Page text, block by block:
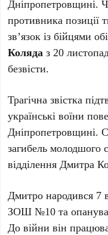
Дніпропетровщині.
противника позиції
зв’язок із бійцями
Коляда з 20
безвісти.
Трагічна звістка
українські воїни
Дніпропетровщині.
загибель молодшого
відділення Дмитра
Дмитро народився 7
ЗОШ №10 та
До війни він